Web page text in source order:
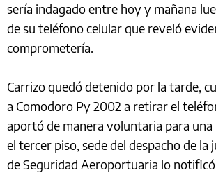
sería indagado entre hoy y mañana
de su teléfono celular que reveló
comprometería.
Carrizo quedó detenido por la tarde,
a Comodoro Py 2002 a retirar el
aportó de manera voluntaria para una
el tercer piso, sede del despacho de la
de Seguridad Aeroportuaria lo